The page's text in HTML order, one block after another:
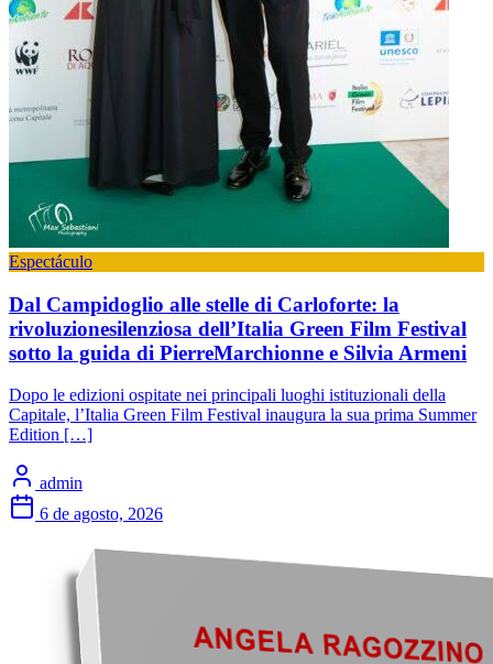
Espectáculo
Dal Campidoglio alle stelle di Carloforte: la
rivoluzionesilenziosa dell’Italia Green Film Festival
sotto la guida di PierreMarchionne e Silvia Armeni
Dopo le edizioni ospitate nei principali luoghi istituzionali della
Capitale, l’Italia Green Film Festival inaugura la sua prima Summer
Edition […]
admin
6 de agosto, 2026